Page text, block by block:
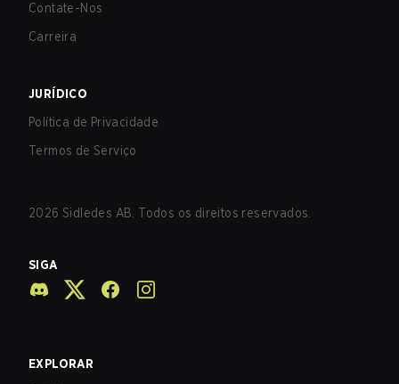
Contate-Nos
Carreira
JURÍDICO
Política de Privacidade
Termos de Serviço
2026 Sidledes AB. Todos os direitos reservados.
SIGA
EXPLORAR